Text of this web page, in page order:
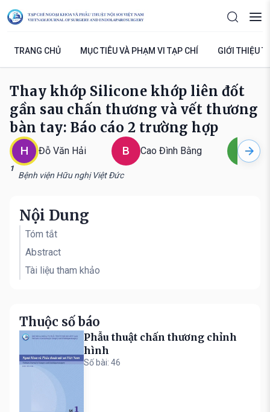
TRANG CHỦ MỤC TIÊU VÀ PHẠM VI TẠP CHÍ GIỚI THIỆU
Thay khớp Silicone khớp liên đốt
gần sau chấn thương và vết thương
bàn tay: Báo cáo 2 trường hợp
H Đỗ Văn Hải B Cao Đình Bằng S
1
Bệnh viện Hữu nghị Việt Đức
Thuộc số báo
Phẫu thuật chấn thương chỉnh
hình
Số bài: 46
Nội Dung
Tóm tắt
Abstract
Tài liệu tham khảo